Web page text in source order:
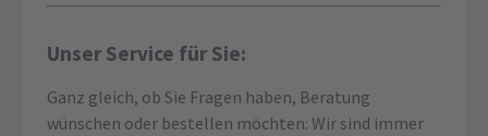
Unser Service für Sie:
Ganz gleich, ob Sie Fragen haben, Beratung
wünschen oder bestellen möchten: Wir sind immer